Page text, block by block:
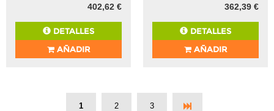
402,62 €
DETALLES
AÑADIR
362,39 €
DETALLES
AÑADIR
1 2 3